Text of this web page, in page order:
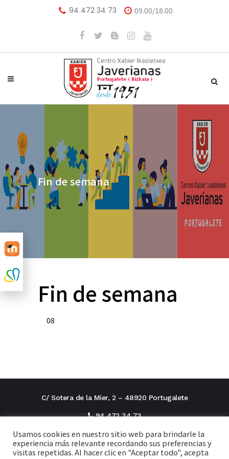
94 472 34 73 09.00/18.00
Fin de semana
Fin de semana
08
C/ Sotera de la Mier, 2 – 48920 Portugalete
94 472 34 73
direcciontitular@cxi.fjaverianas.com
secretaria@cxi.fjaverianas.com
Usamos cookies en nuestro sitio web para brindarle la
experiencia más relevante recordando sus preferencias y
visitas repetidas. Al hacer clic en "Aceptar todo", acepta